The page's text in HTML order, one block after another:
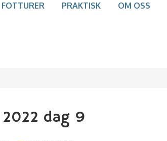
FOTTURER PRAKTISK OM OSS
dag 9